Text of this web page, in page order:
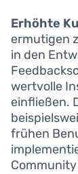
Erhöhte
ermutigen
in den
wertvolle
einfließen.
frühen